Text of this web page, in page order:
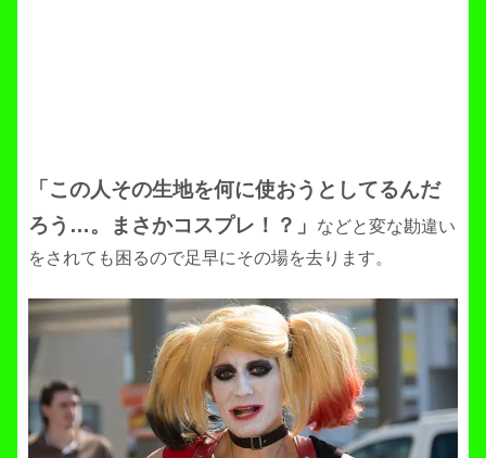
「この人その生地を何に使おうとしてるんだ
ろう…。まさかコスプレ！？」
などと変な勘違い
をされても困るので足早にその場を去ります。